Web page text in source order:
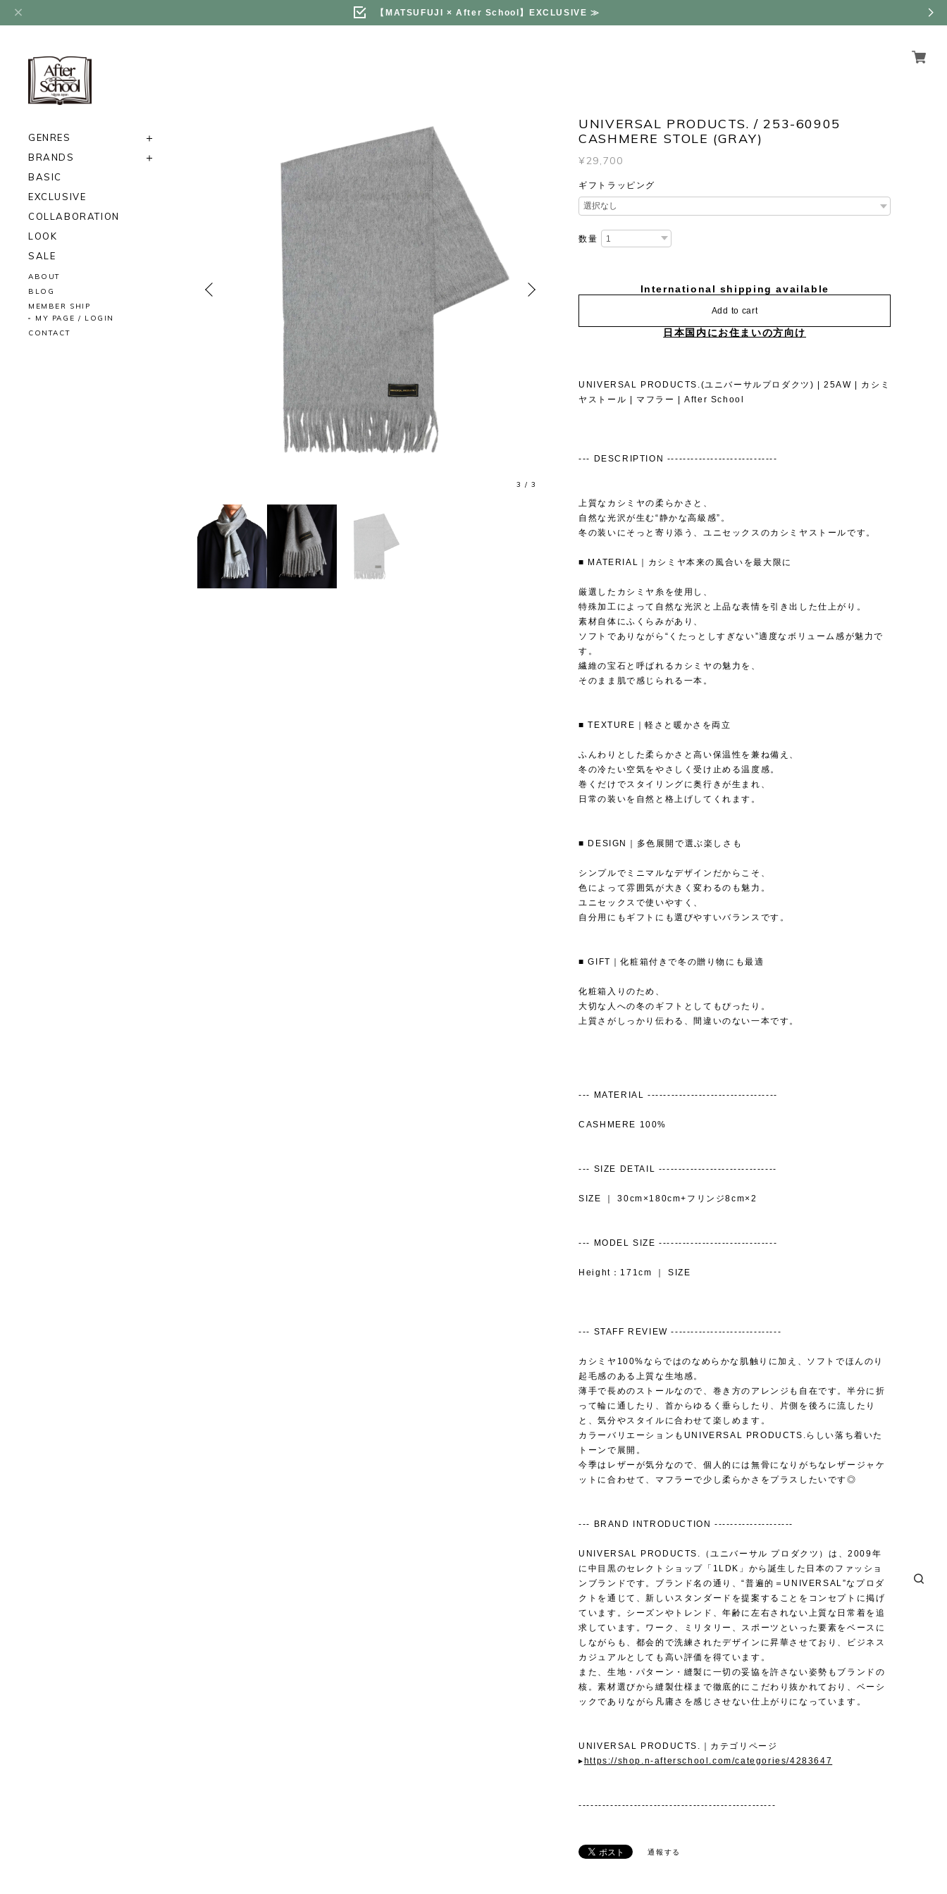
【MATSUFUJI × After School】EXCLUSIVE ≫
GENRES
BRANDS
BASIC
EXCLUSIVE
COLLABORATION
LOOK
SALE
ABOUT
BLOG
MEMBER SHIP
MY PAGE / LOGIN
CONTACT
1 /3
UNIVERSAL PRODUCTS. / 253-60905
CASHMERE STOLE (GRAY)
¥29,700
ギフトラッピング
数量
International shipping available
Add to cart
日本国内にお住まいの方向け
UNIVERSAL PRODUCTS.(ユニバーサルプロダクツ) | 25AW | カシミ
ヤストール | マフラー | After School
--- DESCRIPTION ----------------------------
上質なカシミヤの柔らかさと、
自然な光沢が生む“静かな高級感”。
冬の装いにそっと寄り添う、ユニセックスのカシミヤストールです。
■ MATERIAL｜カシミヤ本来の風合いを最大限に
厳選したカシミヤ糸を使用し、
特殊加工によって自然な光沢と上品な表情を引き出した仕上がり。
素材自体にふくらみがあり、
ソフトでありながら“くたっとしすぎない”適度なボリューム感が魅力で
す。
繊維の宝石と呼ばれるカシミヤの魅力を、
そのまま肌で感じられる一本。
■ TEXTURE｜軽さと暖かさを両立
ふんわりとした柔らかさと高い保温性を兼ね備え、
冬の冷たい空気をやさしく受け止める温度感。
巻くだけでスタイリングに奥行きが生まれ、
日常の装いを自然と格上げしてくれます。
■ DESIGN｜多色展開で選ぶ楽しさも
シンプルでミニマルなデザインだからこそ、
色によって雰囲気が大きく変わるのも魅力。
ユニセックスで使いやすく、
自分用にもギフトにも選びやすいバランスです。
■ GIFT｜化粧箱付きで冬の贈り物にも最適
化粧箱入りのため、
大切な人への冬のギフトとしてもぴったり。
上質さがしっかり伝わる、間違いのない一本です。
--- MATERIAL ---------------------------------
CASHMERE 100%
--- SIZE DETAIL ------------------------------
SIZE ｜ 30cm×180cm+フリンジ8cm×2
--- MODEL SIZE ------------------------------
Height：171cm ｜ SIZE
--- STAFF REVIEW ----------------------------
カシミヤ100%ならではのなめらかな肌触りに加え、ソフトでほんのり
起毛感のある上質な生地感。
薄手で長めのストールなので、巻き方のアレンジも自在です。半分に折
って輪に通したり、首からゆるく垂らしたり、片側を後ろに流したり
と、気分やスタイルに合わせて楽しめます。
カラーバリエーションもUNIVERSAL PRODUCTS.らしい落ち着いた
トーンで展開。
今季はレザーが気分なので、個人的には無骨になりがちなレザージャケ
ットに合わせて、マフラーで少し柔らかさをプラスしたいです◎
--- BRAND INTRODUCTION --------------------
UNIVERSAL PRODUCTS.（ユニバーサル プロダクツ）は、2009年
に中目黒のセレクトショップ「1LDK」から誕生した日本のファッショ
ンブランドです。ブランド名の通り、“普遍的＝UNIVERSAL”なプロダ
クトを通じて、新しいスタンダードを提案することをコンセプトに掲げ
ています。シーズンやトレンド、年齢に左右されない上質な日常着を追
求しています。ワーク、ミリタリー、スポーツといった要素をベースに
しながらも、都会的で洗練されたデザインに昇華させており、ビジネス
カジュアルとしても高い評価を得ています。
また、生地・パターン・縫製に一切の妥協を許さない姿勢もブランドの
核。素材選びから縫製仕様まで徹底的にこだわり抜かれており、ベーシ
ックでありながら凡庸さを感じさせない仕上がりになっています。
UNIVERSAL PRODUCTS.｜カテゴリページ
▸ https://shop.n-afterschool.com/categories/4283647
--------------------------------------------------
通報する